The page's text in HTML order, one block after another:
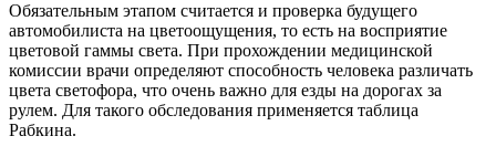
Обязательным этапом считается и проверка будущего
автомобилиста на цветоощущения, то есть на восприятие
цветовой гаммы света. При прохождении медицинской
комиссии врачи определяют способность человека различать
цвета светофора, что очень важно для езды на дорогах за
рулем. Для такого обследования применяется таблица
Рабкина.